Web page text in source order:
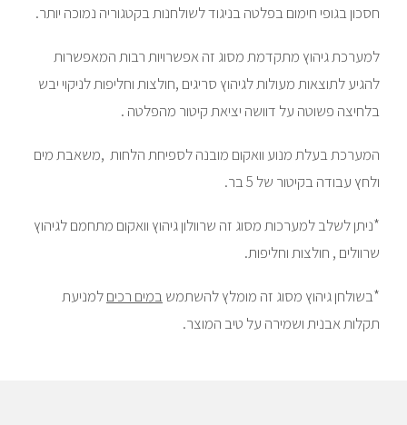
חסכון בגופי חימום בפלטה בניגוד לשולחנות בקטגוריה נמוכה יותר.
למערכת גיהוץ מתקדמת מסוג זה אפשרויות רבות המאפשרות
להגיע לתוצאות מעולות לגיהוץ סריגים ,חולצות וחליפות לניקוי יבש
בלחיצה פשוטה על דוושה יציאת קיטור מהפלטה .
המערכת בעלת מנוע וואקום מובנה לספיחת הלחות ,משאבת מים
ולחץ עבודה בקיטור של 5 בר.
*ניתן לשלב למערכות מסוג זה שרוולון גיהוץ וואקום מתחמם לגיהוץ
שרוולים , חולצות וחליפות.
*בשולחן גיהוץ מסוג זה מומלץ להשתמשבמים רכיםלמניעת
תקלות אבנית ושמירה על טיב המוצר.